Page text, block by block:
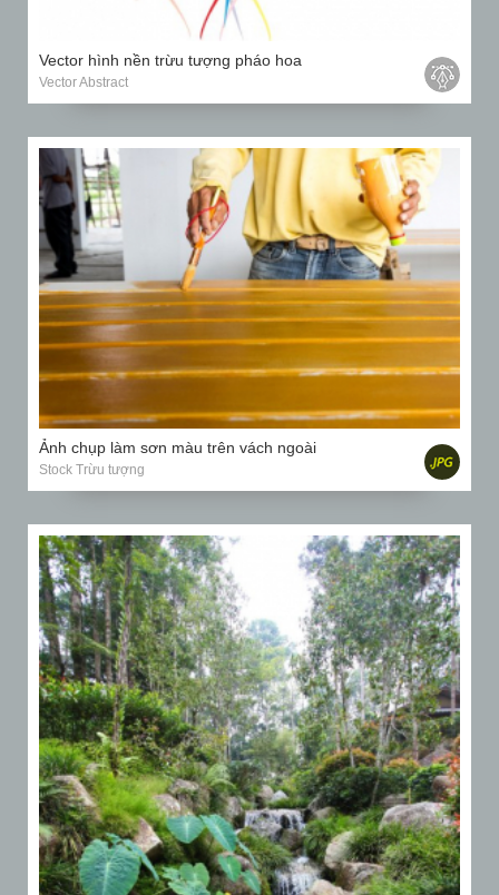
Vector hình nền trừu tượng pháo hoa
Vector Abstract
Ảnh chụp làm sơn màu trên vách ngoài
Stock Trừu tượng